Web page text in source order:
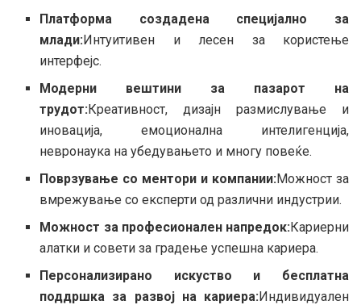
Платформа создадена специјално за
млади:Интуитивен и лесен за користење
интерфејс.
Модерни вештини за пазарот на
трудот:Креативност, дизајн размислување и
иновација, емоционална интелигенција,
невронаука на убедувањето и многу повеќе.
Поврзување со ментори и компании:Можност за
вмрежување со експерти од различни индустрии.
Можност за професионален напредок:Кариерни
алатки и совети за градење успешна кариера.
Персонализирано искуство и бесплатна
поддршка за развој на кариера:Индивидуален